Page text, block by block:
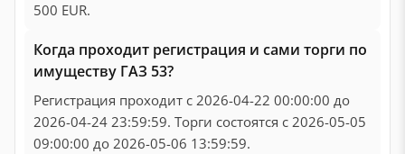
500 EUR.
Когда проходит регистрация и сами торги по
имуществу ГАЗ 53?
Регистрация проходит с 2026-04-22 00:00:00 до
2026-04-24 23:59:59. Торги состоятся с 2026-05-05
09:00:00 до 2026-05-06 13:59:59.